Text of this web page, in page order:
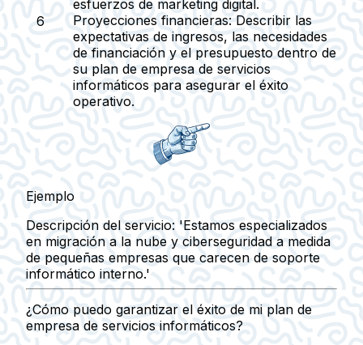
esfuerzos de marketing digital.
Proyecciones financieras: Describir las
expectativas de ingresos, las necesidades
de financiación y el presupuesto dentro de
su plan de empresa de servicios
informáticos para asegurar el éxito
operativo.
Ejemplo
Descripción del servicio: 'Estamos especializados
en migración a la nube y ciberseguridad a medida
de pequeñas empresas que carecen de soporte
informático interno.'
¿Cómo puedo garantizar el éxito de mi plan de
empresa de servicios informáticos?